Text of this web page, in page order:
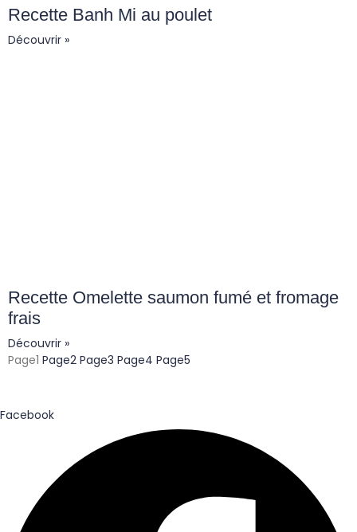
Recette Banh Mi au poulet
Découvrir »
Recette Omelette saumon fumé et fromage
frais
Découvrir »
Page1 Page2 Page3 Page4 Page5
Facebook